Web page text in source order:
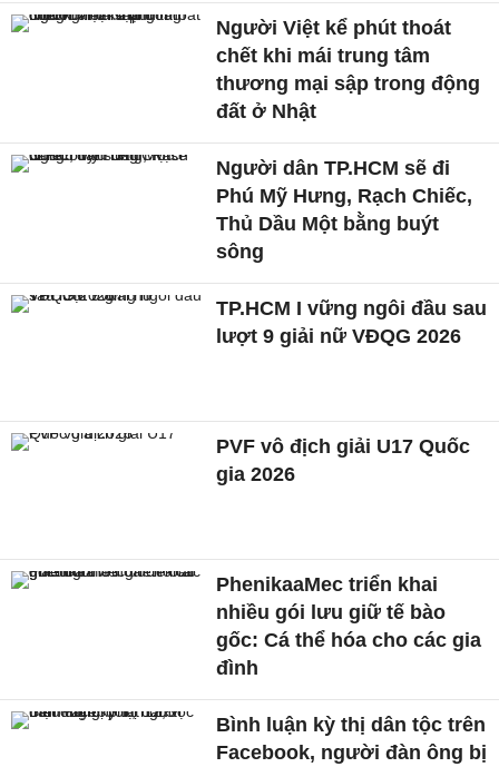
Người Việt kể phút thoát
chết khi mái trung tâm
thương mại sập trong động
đất ở Nhật
Người dân TP.HCM sẽ đi
Phú Mỹ Hưng, Rạch Chiếc,
Thủ Dầu Một bằng buýt
sông
TP.HCM I vững ngôi đầu sau
lượt 9 giải nữ VĐQG 2026
PVF vô địch giải U17 Quốc
gia 2026
PhenikaaMec triển khai
nhiều gói lưu giữ tế bào
gốc: Cá thể hóa cho các gia
đình
Bình luận kỳ thị dân tộc trên
Facebook, người đàn ông bị